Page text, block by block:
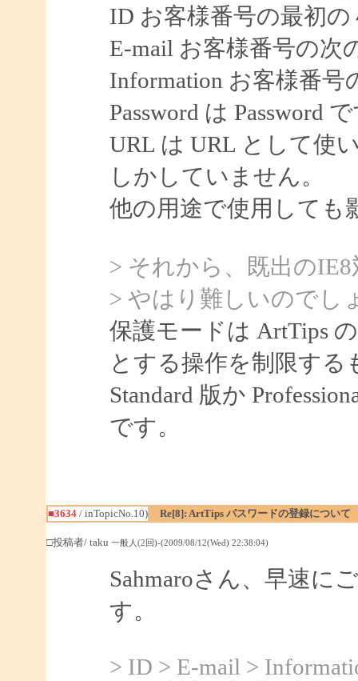
ID お客様番号の最初の
E-mail お客様番号の次
Information お客様番号
Password は Password
URL は URL として使
しかしていません。
他の用途で使用しても
> それから、既出の
> やはり難しいのでし
保護モードは ArtTips
とする操作を制限す
Standard 版か
です。
■3634/ inTopicNo.10) Re[8]: ArtTips パスワードの登録について
□投稿者/ taku 一般人(2回)-(2009/08/12(Wed) 22:38:04)
Sahmaroさん、早速に
す。
> ID > E-mail >